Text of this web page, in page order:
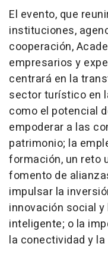
El evento, que
instituciones,
cooperación,
empresarios y
centrará en la
sector turístico en
como el potencial
empoderar a las
patrimonio; la
formación, un reto
fomento de
impulsar la
innovación social
inteligente; o la
la conectividad y